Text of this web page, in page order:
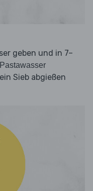
geben und in 7–
Sieb abgießen